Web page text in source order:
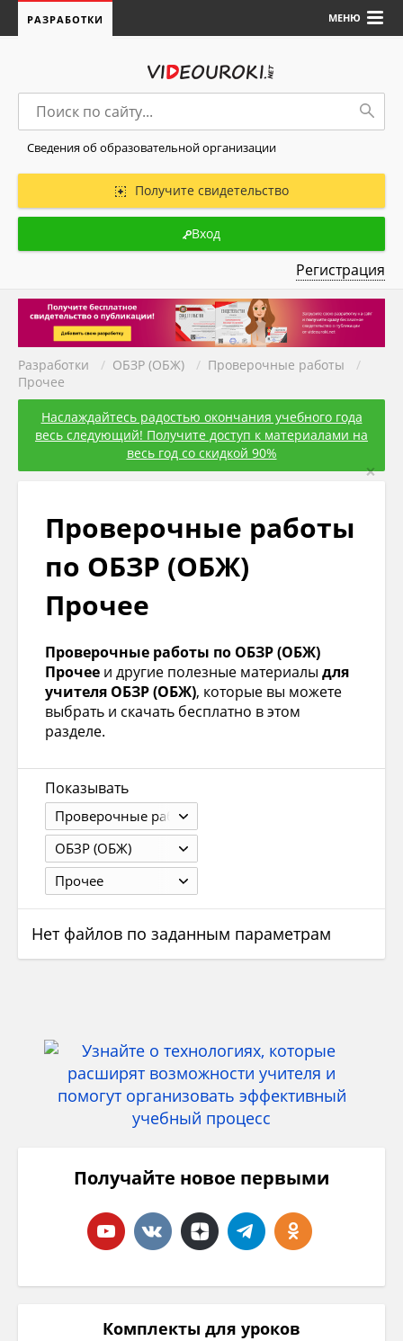
МЕНЮ
РАЗРАБОТКИ
Сведения об образовательной организации
Получите свидетельство
Вход
Регистрация
Разработки / ОБЗР (ОБЖ) / Проверочные работы
/
Прочее
Наслаждайтесь радостью окончания учебного года
весь следующий! Получите доступ к материалами на
весь год со скидкой 90%
×
Проверочные работы
по ОБЗР (ОБЖ)
Прочее
Проверочные работы по ОБЗР (ОБЖ)
Прочее и другие полезные материалы для
учителя ОБЗР (ОБЖ), которые вы можете
выбрать и скачать бесплатно в этом
разделе.
Показывать
Проверочные работы
ОБЗР (ОБЖ)
Прочее
Нет файлов по заданным параметрам
Получайте новое первыми
Комплекты для уроков